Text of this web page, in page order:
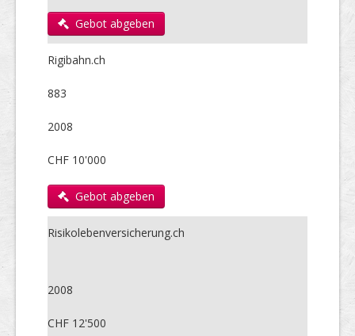
Gebot abgeben
Rigibahn.ch
883
2008
CHF 10'000
Gebot abgeben
Risikolebenversicherung.ch
2008
CHF 12'500